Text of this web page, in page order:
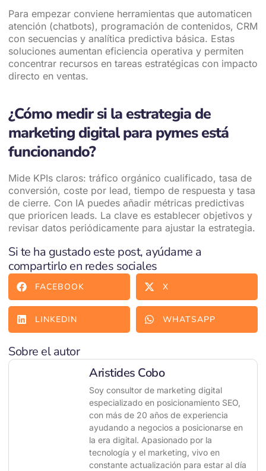
Para empezar conviene herramientas que automaticen
atención (chatbots), programación de contenidos, CRM
con secuencias y analítica predictiva básica. Estas
soluciones aumentan eficiencia operativa y permiten
concentrar recursos en tareas estratégicas con impacto
directo en ventas.
¿Cómo medir si la estrategia de
marketing digital para pymes está
funcionando?
Mide KPIs claros: tráfico orgánico cualificado, tasa de
conversión, coste por lead, tiempo de respuesta y tasa
de cierre. Con IA puedes añadir métricas predictivas
que prioricen leads. La clave es establecer objetivos y
revisar datos periódicamente para ajustar la estrategia.
Si te ha gustado este post, ayúdame a
compartirlo en redes sociales
FACEBOOK X
LINKEDIN WHATSAPP
Sobre el autor
Aristides Cobo
Soy consultor de marketing digital
especializado en posicionamiento SEO,
con más de 20 años de experiencia
ayudando a negocios a posicionarse en
la era digital. Apasionado por la
tecnología y el marketing, vivo en
constante actualización para estar al día